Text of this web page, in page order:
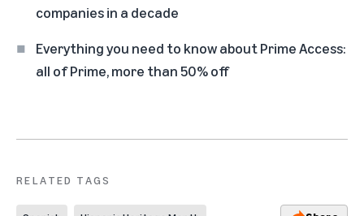
companies in a decade
Everything you need to know about Prime Access:
all of Prime, more than 50% off
RELATED TAGS